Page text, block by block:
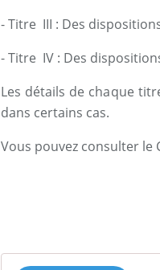
- Titre III : Des
- Titre IV : Des
Les détails de chaque
dans certains cas.
Vous pouvez consulter le